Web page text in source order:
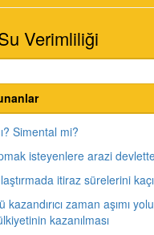
Verimliliği
Simental mi?
isteyenlere arazi
itiraz sürelerini
zaman aşımı
kazanılması